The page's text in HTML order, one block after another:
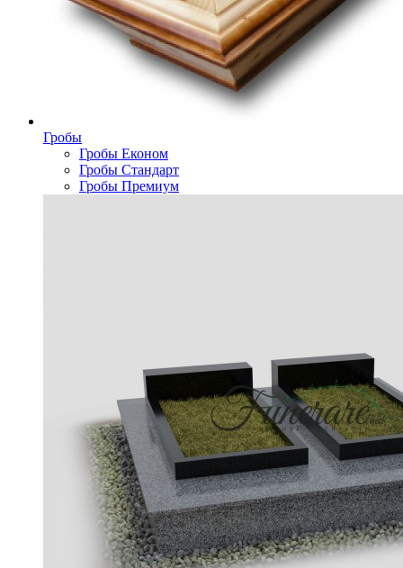
Гробы
Гробы Економ
Гробы Стандарт
Гробы Премиум